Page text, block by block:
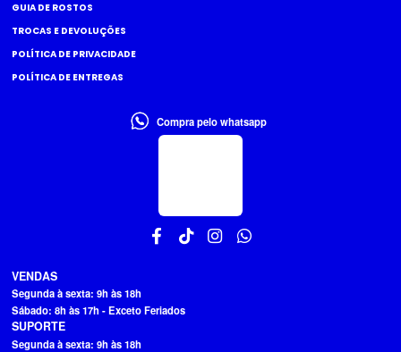
GUIA DE ROSTOS
TROCAS E DEVOLUÇÕES
POLÍTICA DE PRIVACIDADE
POLÍTICA DE ENTREGAS
Compra pelo whatsapp
VENDAS
Segunda à sexta: 9h às 18h
Sábado: 8h às 17h - Exceto Feriados
SUPORTE
Segunda à sexta: 9h às 18h